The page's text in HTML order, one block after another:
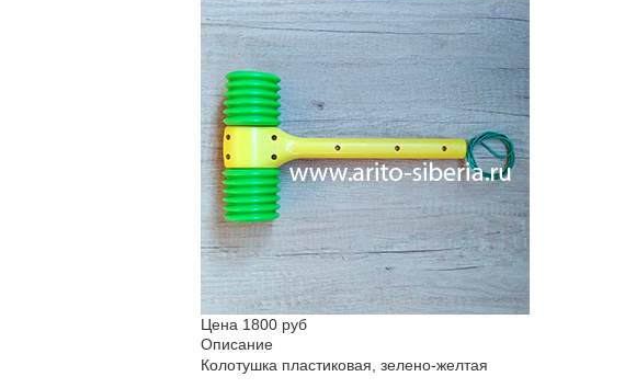
Цена 1800 руб
Описание
Колотушка пластиковая, зелено-желтая